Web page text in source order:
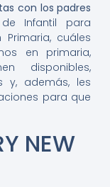
con los padres
Infantil para
cuáles
en primaria,
disponibles,
y, además, les
para que
NEW